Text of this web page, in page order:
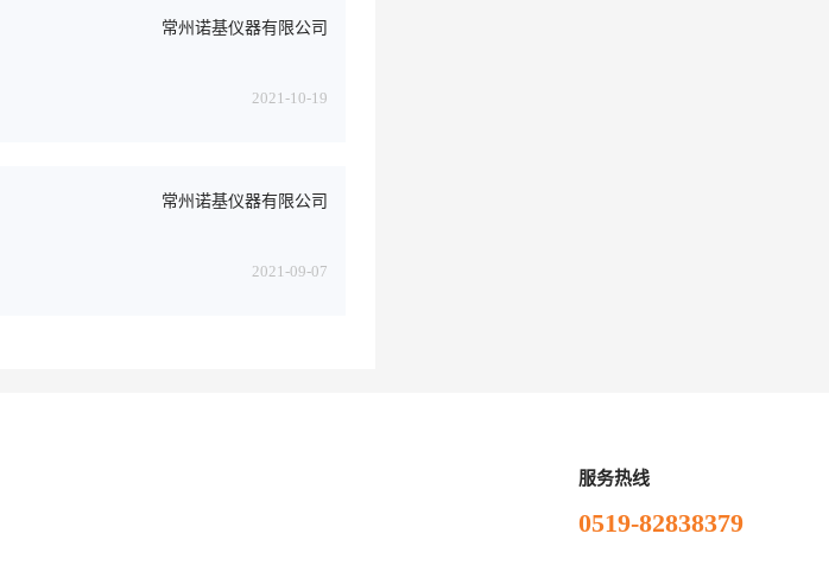
常州诺基仪器有限公司
2021-10-19
常州诺基仪器有限公司
2021-09-07
服务热线
0519-82838379